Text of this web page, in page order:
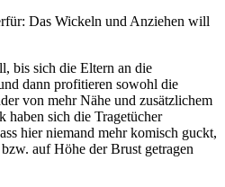
Das Wickeln und Anziehen will
bis sich die Eltern an die
dann profitieren sowohl die
von mehr Nähe und zusätzlichem
sich die Tragetücher
hier niemand mehr komisch guckt,
auf Höhe der Brust getragen